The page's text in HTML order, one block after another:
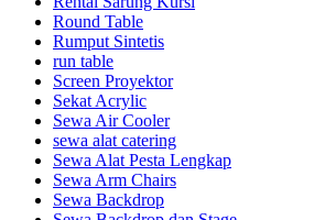
Round Table
Rumput Sintetis
run table
Screen Proyektor
Sekat Acrylic
Sewa Air Cooler
sewa alat catering
Sewa Alat Pesta Lengkap
Sewa Arm Chairs
Sewa Backdrop